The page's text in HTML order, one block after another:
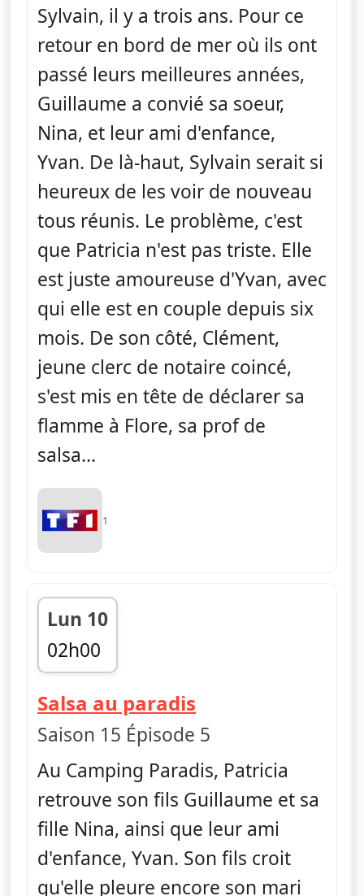
Sylvain, il y a trois ans. Pour ce
retour en bord de mer où ils ont
passé leurs meilleures années,
Guillaume a convié sa soeur,
Nina, et leur ami d'enfance,
Yvan. De là-haut, Sylvain serait si
heureux de les voir de nouveau
tous réunis. Le problème, c'est
que Patricia n'est pas triste. Elle
est juste amoureuse d'Yvan, avec
qui elle est en couple depuis six
mois. De son côté, Clément,
jeune clerc de notaire coincé,
s'est mis en tête de déclarer sa
flamme à Flore, sa prof de
salsa...
1
Lun 10
02h00
fin 03h00
Salsa au paradis
Saison 15 Épisode 5
Au Camping Paradis, Patricia
retrouve son fils Guillaume et sa
fille Nina, ainsi que leur ami
d'enfance, Yvan. Son fils croit
qu'elle pleure encore son mari